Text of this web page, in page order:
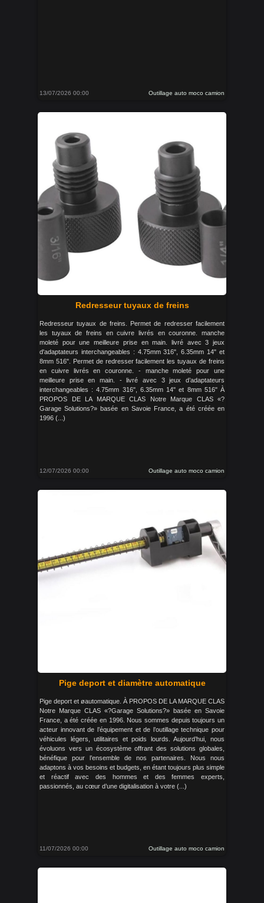
13/07/2026 00:00 Outillage auto moco camion
Redresseur tuyaux de freins
Redresseur tuyaux de freins. Permet de redresser facilement
les tuyaux de freins en cuivre livrés en couronne. manche
moleté pour une meilleure prise en main. livré avec 3 jeux
d'adaptateurs interchangeables : 4.75mm 316", 6.35mm 14" et
8mm 516". Permet de redresser facilement les tuyaux de freins
en cuivre livrés en couronne. - manche moleté pour une
meilleure prise en main. - livré avec 3 jeux d’adaptateurs
interchangeables : 4.75mm 316", 6.35mm 14" et 8mm 516" À
PROPOS DE LA MARQUE CLAS Notre Marque CLAS «?
Garage Solutions?» basée en Savoie France, a été créée en
1996 (...)
12/07/2026 00:00 Outillage auto moco camion
Pige deport et diamètre automatique
Pige deport et øautomatique. À PROPOS DE LA MARQUE CLAS
Notre Marque CLAS «?Garage Solutions?» basée en Savoie
France, a été créée en 1996. Nous sommes depuis toujours un
acteur innovant de l’équipement et de l’outillage technique pour
véhicules légers, utilitaires et poids lourds. Aujourd’hui, nous
évoluons vers un écosystème offrant des solutions globales,
bénéfique pour l’ensemble de nos partenaires. Nous nous
adaptons à vos besoins et budgets, en étant toujours plus simple
et réactif avec des hommes et des femmes experts,
passionnés, au cœur d’une digitalisation à votre (...)
11/07/2026 00:00 Outillage auto moco camion